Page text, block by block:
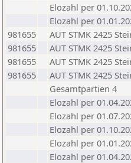
Elozahl per
Elozahl per
981655
AUT STMK 2425
981655
AUT STMK 2425
981655
AUT STMK 2425
981655
AUT STMK 2425
Gesamtpartien 4
Elozahl per
Elozahl per
Elozahl per
Elozahl per
Elozahl per